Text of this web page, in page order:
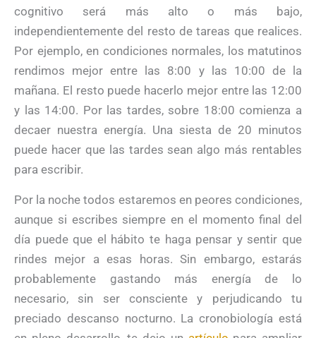
cognitivo será más alto o más bajo,
independientemente del resto de tareas que realices.
Por ejemplo, en condiciones normales, los matutinos
rendimos mejor entre las 8:00 y las 10:00 de la
mañana. El resto puede hacerlo mejor entre las 12:00
y las 14:00. Por las tardes, sobre 18:00 comienza a
decaer nuestra energía. Una siesta de 20 minutos
puede hacer que las tardes sean algo más rentables
para escribir.
Por la noche todos estaremos en peores condiciones,
aunque si escribes siempre en el momento final del
día puede que el hábito te haga pensar y sentir que
rindes mejor a esas horas. Sin embargo, estarás
probablemente gastando más energía de lo
necesario, sin ser consciente y perjudicando tu
preciado descanso nocturno. La cronobiología está